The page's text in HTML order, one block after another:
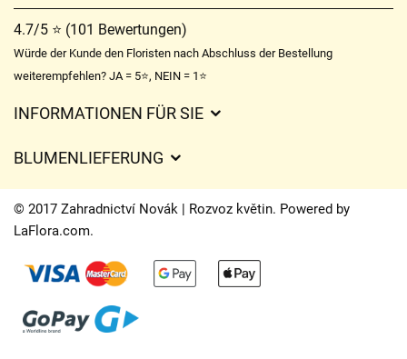
4.7/5 ⭐ (101 Bewertungen)
Würde der Kunde den Floristen nach Abschluss der Bestellung
weiterempfehlen? JA = 5⭐, NEIN = 1⭐
INFORMATIONEN FÜR SIE
Lieferzeiten für Blumen – Übersicht der Möglichkeiten
BLUMENLIEFERUNG
Liefergebühren
Wohin wir Blumen liefern
Kontakt
© 2017 Zahradnictví Novák | Rozvoz květin. Powered by
LaFlora.com.